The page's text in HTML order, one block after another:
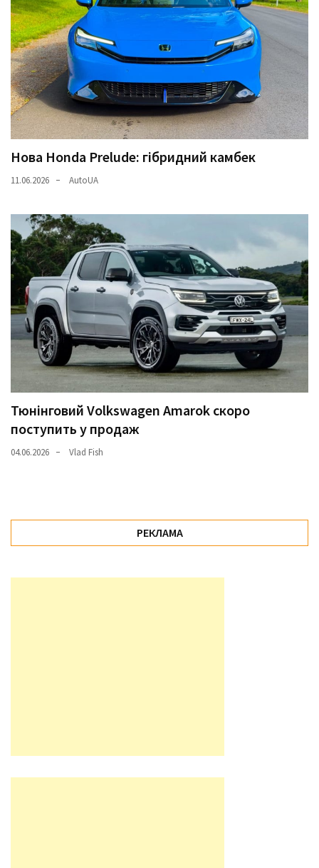
Нова Honda Prelude: гібридний камбек
11.06.2026 AutoUA
Тюнінговий Volkswagen Amarok скоро
поступить у продаж
04.06.2026 Vlad Fish
РЕКЛАМА